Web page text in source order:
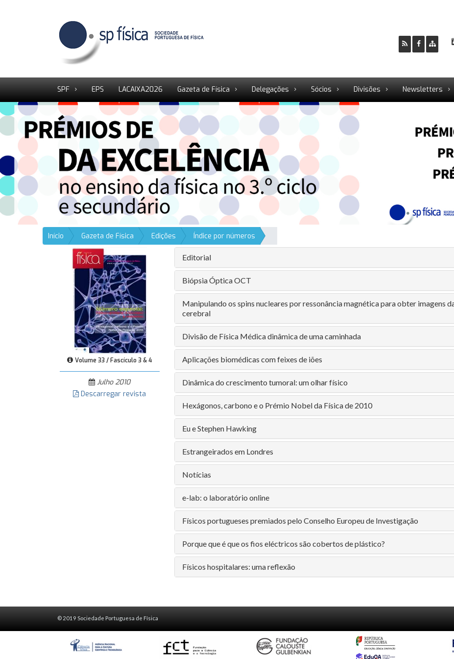
SPF EPS LACAIXA2026 Gazeta de Física Delegações Sócios Divisões Newsletters
Início Gazeta de Física Edições Índice por números
Volume 33 / Fascículo 3 & 4
Julho 2010
Descarregar revista
Editorial
Biópsia Óptica OCT
Manipulando os spins nucleares por ressonância magnética para obter imagens
cerebral
Divisão de Física Médica dinâmica de uma caminhada
Aplicações biomédicas com feixes de iões
Dinâmica do crescimento tumoral: um olhar físico
Hexágonos, carbono e o Prémio Nobel da Física de 2010
Eu e Stephen Hawking
Estrangeirados em Londres
Notícias
e-lab: o laboratório online
Físicos portugueses premiados pelo Conselho Europeu de Investigação
Porque que é que os fios eléctricos são cobertos de plástico?
Físicos hospitalares: uma reflexão
© 2019 Sociedade Portuguesa de Física